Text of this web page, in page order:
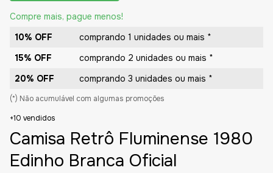
Compre mais, pague menos!
10% OFF
comprando 1 unidades ou mais *
15% OFF
comprando 2 unidades ou mais *
20% OFF
comprando 3 unidades ou mais *
(*) Não acumulável com algumas promoções
+10 vendidos
Camisa Retrô Fluminense 1980
Edinho Branca Oficial